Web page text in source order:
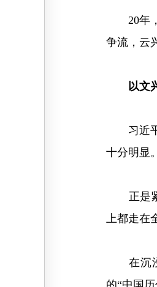
20年，
争流，云
以文
习近平
十分明显
正是紧
上都走在
在沉浸
的“中国